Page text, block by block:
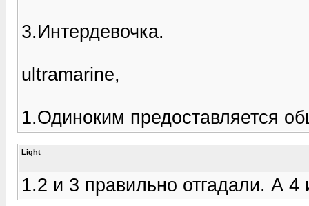
3.Интердевочка.
ultramarine,
1.Одиноким предоставляется
Light
1.2 и 3 правильно отгадали. А 4